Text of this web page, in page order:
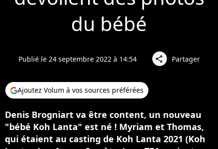
du bébé
Publié le 24 septembre 2022 à 14:54 share Partager
Ajoutez Volum à vos sources préférées
Denis Brogniart va être content, un nouveau
"bébé Koh Lanta" est né ! Myriam et Thomas,
qui étaient au casting de Koh Lanta 2021 (Koh